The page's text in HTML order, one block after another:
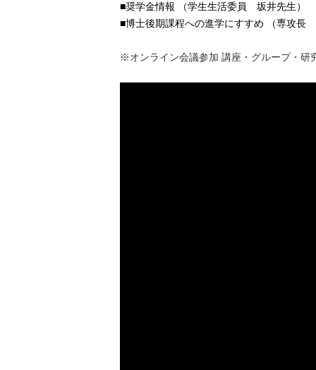
■奨学金情報 （学生生活委員 坂井先生）
■博士後期課程への進学にすすめ （専攻長
※オンライン会議参加 講座・グループ・研